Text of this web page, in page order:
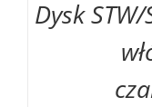
Dysk